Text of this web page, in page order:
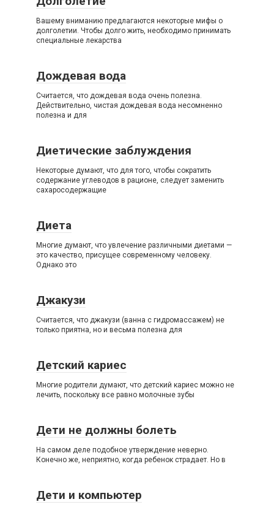
Вашему вниманию предлагаются некоторые мифы о
долголетии. Чтобы долго жить, необходимо принимать
специальные лекарства
Дождевая вода
Считается, что дождевая вода очень полезна.
Действительно, чистая дождевая вода несомненно
полезна и для
Диетические заблуждения
Некоторые думают, что для того, чтобы сократить
содержание углеводов в рационе, следует заменить
сахаросодержащие
Диета
Многие думают, что увлечение различными диетами —
это качество, присущее современному человеку.
Однако это
Джакузи
Считается, что джакузи (ванна с гидромассажем) не
только приятна, но и весьма полезна для
Детский кариес
Многие родители думают, что детский кариес можно не
лечить, поскольку все равно молочные зубы
Дети не должны болеть
На самом деле подобное утверждение неверно.
Конечно же, неприятно, когда ребенок страдает. Но в
Дети и компьютер